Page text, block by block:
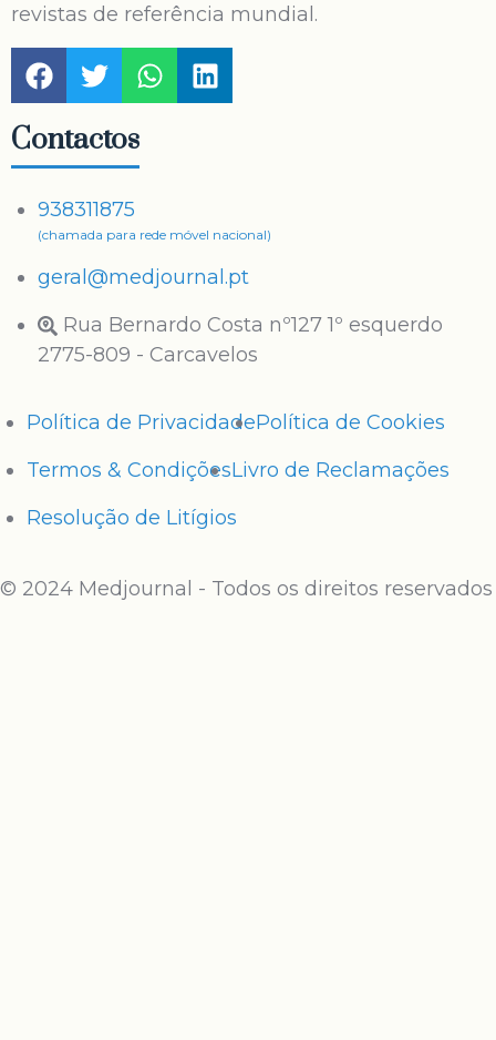
revistas de referência mundial.
Contactos
938311875
(chamada para rede móvel nacional)
geral@medjournal.pt
Rua Bernardo Costa nº127 1º esquerdo
2775-809 - Carcavelos
Política de PrivacidadePolítica de Cookies
Termos & CondiçõesLivro de Reclamações
Resolução de Litígios
© 2024 Medjournal - Todos os direitos reservados